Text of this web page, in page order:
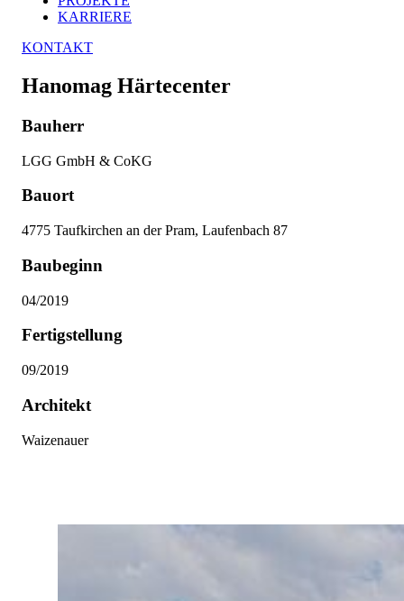
KARRIERE
KONTAKT
Hanomag Härtecenter
Bauherr
LGG GmbH & CoKG
Bauort
4775 Taufkirchen an der Pram, Laufenbach 87
Baubeginn
04/2019
Fertigstellung
09/2019
Architekt
Waizenauer